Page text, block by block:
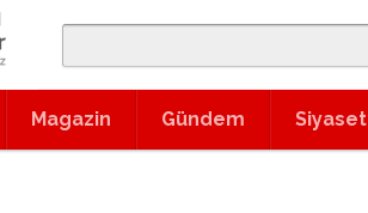
Magazin Gündem Siyaset